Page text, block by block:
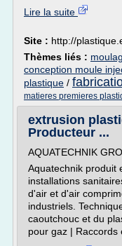
Lire la suite
Site : http://
Thèmes liés :
conception moule
plastique /
matieres premieres
extrusion
Producteur ...
AQUATECHNIK
Aquatechnik produit
installations
d'air et d'air
industriels.
caoutchouc et du
pour gaz | Raccords